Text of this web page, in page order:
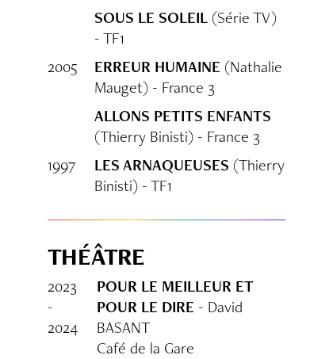
SOUS LE SOLEIL (Série TV)
- TF1
2005
ERREUR HUMAINE (Nathalie
Mauget) - France 3
ALLONS PETITS ENFANTS
(Thierry Binisti) - France 3
1997
LES ARNAQUEUSES (Thierry
Binisti) - TF1
THÉÂTRE
2023
-
2024
POUR LE MEILLEUR ET
POUR LE DIRE - David
BASANT
Café de la Gare